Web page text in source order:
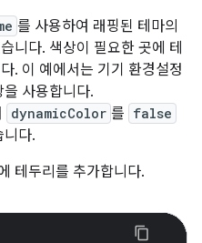
를 사용하여 래핑된 테마의
니다. 색상이 필요한 곳에 테
. 이 예에서는 기기 환경설정
사용합니다.
dynamicColor 를 false
니다.
테두리를 추가합니다.